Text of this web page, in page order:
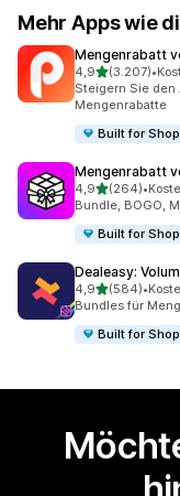
Mehr Apps wie
Mengenrabatt
4,9von 5 Sternen
(3.207)
3207 •
Steigern Sie den
Mengenrabatte
Built for
Mengenrabatt
4,9von 5 Sternen
(264)
264 Rezensionen
•
Bundle, BOGO,
Built for
Dealeasy:
4,9von 5 Sternen
(584)
584 •
Bundles für
Built for